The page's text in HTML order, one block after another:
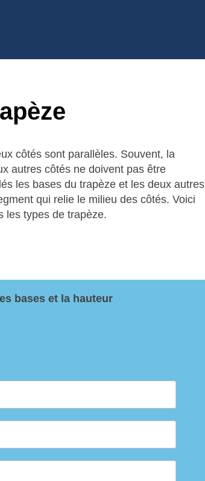
côtés sont parallèles. Souvent, la
autres côtés ne doivent pas être
les bases du trapèze et les deux autres
qui relie le milieu des côtés. Voici
les types de trapèze.
bases et la hauteur